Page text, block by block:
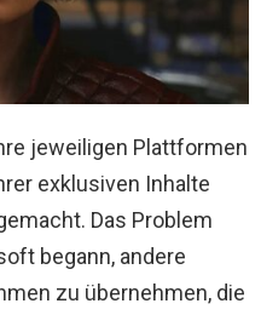
jeweiligen Plattformen
exklusiven Inhalte
Das Problem
begann, andere
zu übernehmen, die